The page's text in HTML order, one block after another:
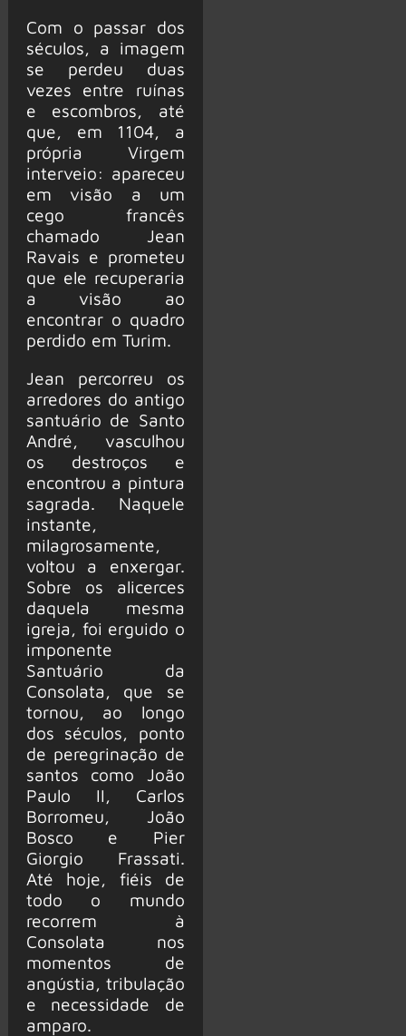
Com o passar dos
séculos, a imagem
se perdeu duas
vezes entre ruínas
e escombros, até
que, em 1104, a
própria Virgem
interveio: apareceu
em visão a um
cego francês
chamado Jean
Ravais e prometeu
que ele recuperaria
a visão ao
encontrar o quadro
perdido em Turim.
Jean percorreu os
arredores do antigo
santuário de Santo
André, vasculhou
os destroços e
encontrou a pintura
sagrada. Naquele
instante,
milagrosamente,
voltou a enxergar.
Sobre os alicerces
daquela mesma
igreja, foi erguido o
imponente
Santuário da
Consolata, que se
tornou, ao longo
dos séculos, ponto
de peregrinação de
santos como João
Paulo II, Carlos
Borromeu, João
Bosco e Pier
Giorgio Frassati.
Até hoje, fiéis de
todo o mundo
recorrem à
Consolata nos
momentos de
angústia, tribulação
e necessidade de
amparo.